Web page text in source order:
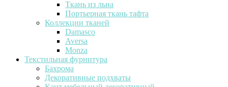
Ткань из льна
Портьерная ткань тафта
Коллекции тканей
Damasco
Aversa
Monza
Текстильная фурнитура
Бахрома
Декоративные подхваты